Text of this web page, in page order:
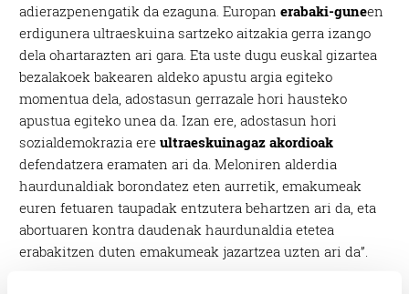
adierazpenengatik da ezaguna. Europanerabaki-guneen
erdigunera ultraeskuina sartzeko aitzakia gerra izango
dela ohartarazten ari gara. Eta uste dugu euskal gizartea
bezalakoek bakearen aldeko apustu argia egiteko
momentua dela, adostasun gerrazale hori hausteko
apustua egiteko unea da. Izan ere, adostasun hori
sozialdemokrazia ere ultraeskuinagaz akordioak
defendatzera eramaten ari da. Meloniren alderdia
haurdunaldiak borondatez eten aurretik, emakumeak
euren fetuaren taupadak entzutera behartzen ari da, eta
abortuaren kontra daudenak haurdunaldia etetea
erabakitzen duten emakumeak jazartzea uzten ari da”.